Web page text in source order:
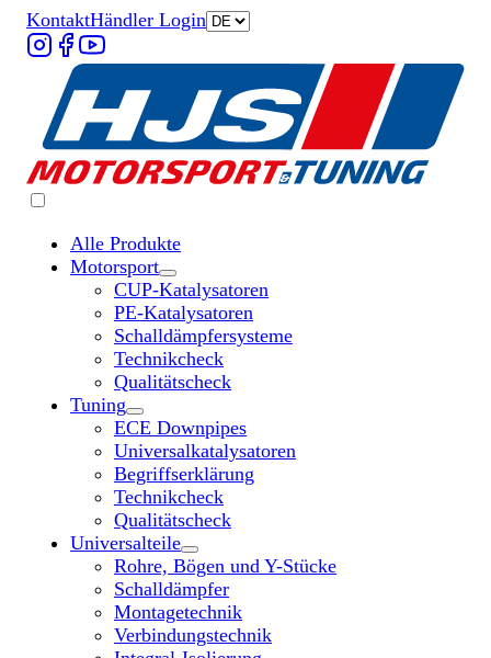
KontaktHändler Login
Alle Produkte
Motorsport
Untermenü „Motorsport“ öffnen
CUP-Katalysatoren
PE-Katalysatoren
Schalldämpfersysteme
Technikcheck
Qualitätscheck
Tuning
Untermenü „Tuning“ öffnen
ECE Downpipes
Universalkatalysatoren
Begriffserklärung
Technikcheck
Qualitätscheck
Universalteile
Untermenü „Universalteile“ öffnen
Rohre, Bögen und Y-Stücke
Schalldämpfer
Montagetechnik
Verbindungstechnik